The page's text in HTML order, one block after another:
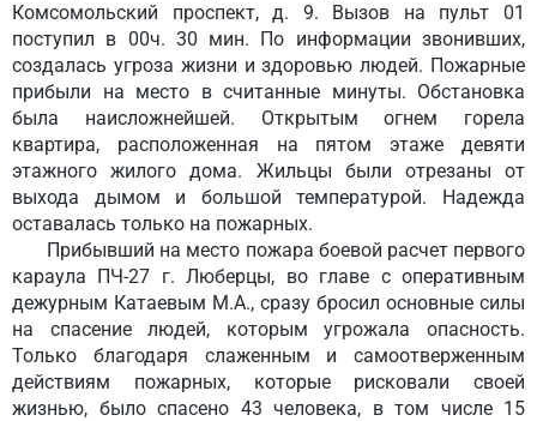
Комсомольский проспект, д. 9. Вызов на пульт 01
поступил в 00ч. 30 мин. По информации звонивших,
создалась угроза жизни и здоровью людей. Пожарные
прибыли на место в считанные минуты. Обстановка
была наисложнейшей. Открытым огнем горела
квартира, расположенная на пятом этаже девяти
этажного жилого дома. Жильцы были отрезаны от
выхода дымом и большой температурой. Надежда
оставалась только на пожарных.
Прибывший на место пожара боевой расчет первого
караула ПЧ-27 г. Люберцы, во главе с оперативным
дежурным Катаевым М.А., сразу бросил основные силы
на спасение людей, которым угрожала опасность.
Только благодаря слаженным и самоотверженным
действиям пожарных, которые рисковали своей
жизнью, было спасено 43 человека, в том числе 15